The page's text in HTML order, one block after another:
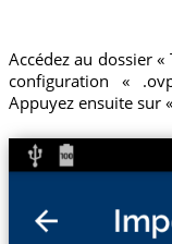
Accédez au dossier
configuration «
Appuyez ensuite sur